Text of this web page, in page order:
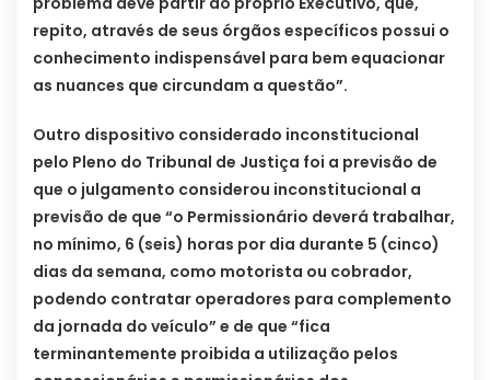
repito, através de seus órgãos específicos possui o
conhecimento indispensável para bem equacionar
as nuances que circundam a questão”.
Outro dispositivo considerado inconstitucional
pelo Pleno do Tribunal de Justiça foi a previsão de
que o julgamento considerou inconstitucional a
previsão de que “o Permissionário deverá trabalhar,
no mínimo, 6 (seis) horas por dia durante 5 (cinco)
dias da semana, como motorista ou cobrador,
podendo contratar operadores para complemento
da jornada do veículo” e de que “fica
terminantemente proibida a utilização pelos